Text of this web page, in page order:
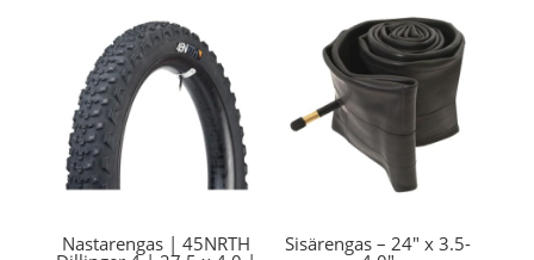
Nastarengas | 45NRTH Sisärengas – 24″ x 3.5-